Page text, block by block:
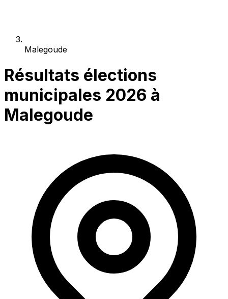
Malegoude
Résultats élections
municipales 2026 à
Malegoude